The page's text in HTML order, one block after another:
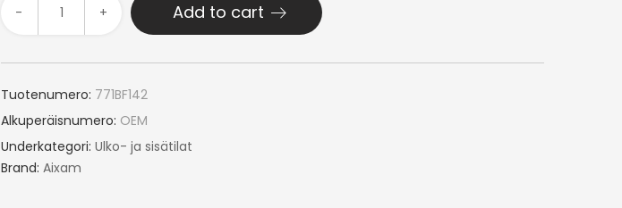
- + Add to cart
Tuotenumero: 771BF142
Alkuperäisnumero: OEM
Underkategori: Ulko- ja sisätilat
Brand: Aixam